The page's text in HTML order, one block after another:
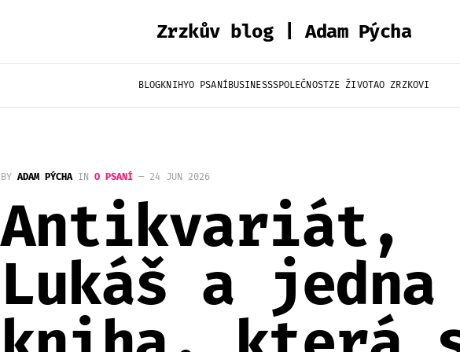
Zrzkův blog | Adam Pýcha
BLOGKNIHYO PSANÍBUSINESSSPOLEČNOSTZE ŽIVOTAO ZRZKOVI
BY ADAM PÝCHAIN O PSANÍ — 24 JUN 2026
Antikvariát,
Lukáš a jedna